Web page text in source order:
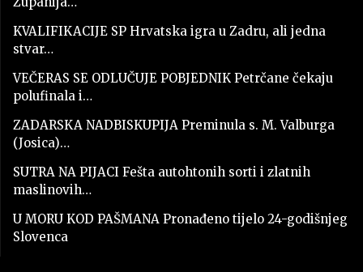
KVALIFIKACIJE SP Hrvatska igra u Zadru, ali jedna
stvar…
VEČERAS SE ODLUČUJE POBJEDNIK Petrčane čekaju
polufinala i…
ZADARSKA NADBISKUPIJA Preminula s. M. Valburga
(Josica)…
SUTRA NA PIJACI Fešta autohtonih sorti i zlatnih
maslinovih…
U MORU KOD PAŠMANA Pronađeno tijelo 24-godišnjeg
Slovenca